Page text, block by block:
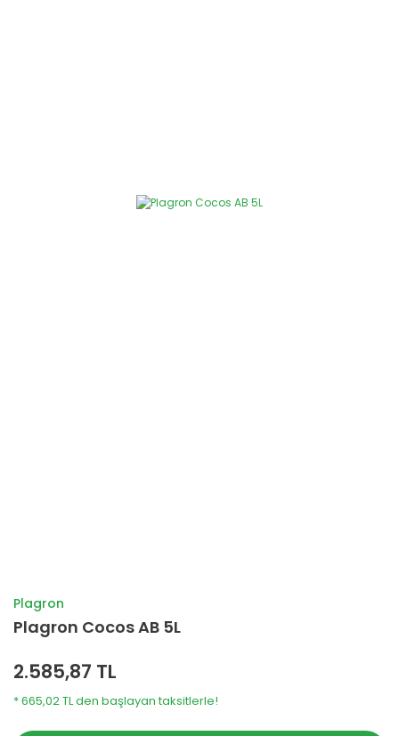
Plagron
Plagron Cocos AB 5L
2.585,87 TL
* 665,02 TL den başlayan taksitlerle!